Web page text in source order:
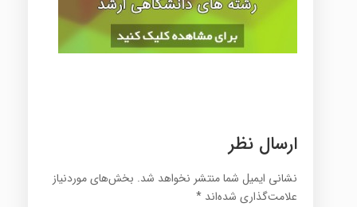
ارسال نظر
نشانی ایمیل شما منتشر نخواهد شد. بخش‌های موردنیاز
علامت‌گذاری شده‌اند *